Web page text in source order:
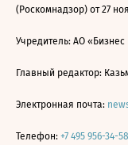
(Роскомнадзор) от 27
Учредитель: АО
Главный редактор:
Электронная почта:
Телефон: +7 495 956-34-58